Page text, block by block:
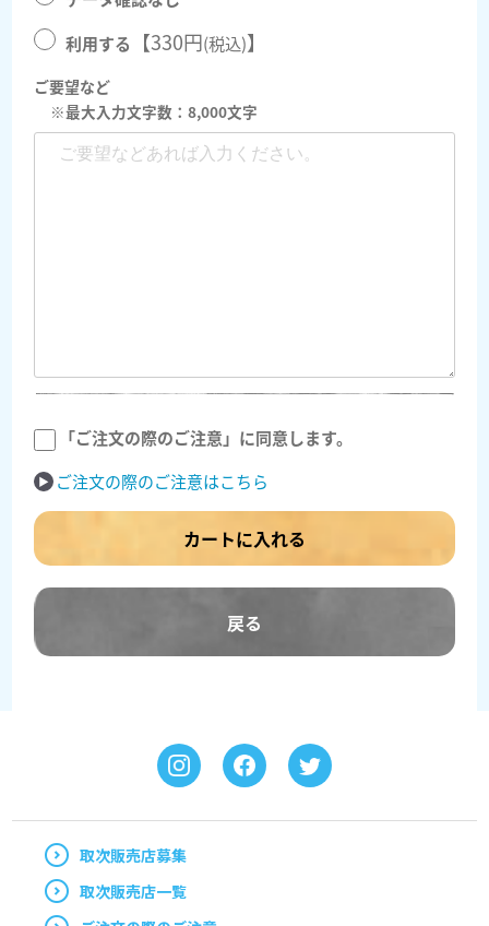
利用する
【330円(税込)】
ご要望など
※最大入力文字数：8,000文字
「ご注文の際のご注意」に同意します。
ご注文の際のご注意はこちら
カートに入れる
戻る
取次販売店募集
取次販売店一覧